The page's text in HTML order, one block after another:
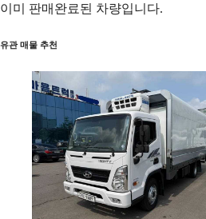
이미 판매완료된 차량입니다.
유관 매물 추천